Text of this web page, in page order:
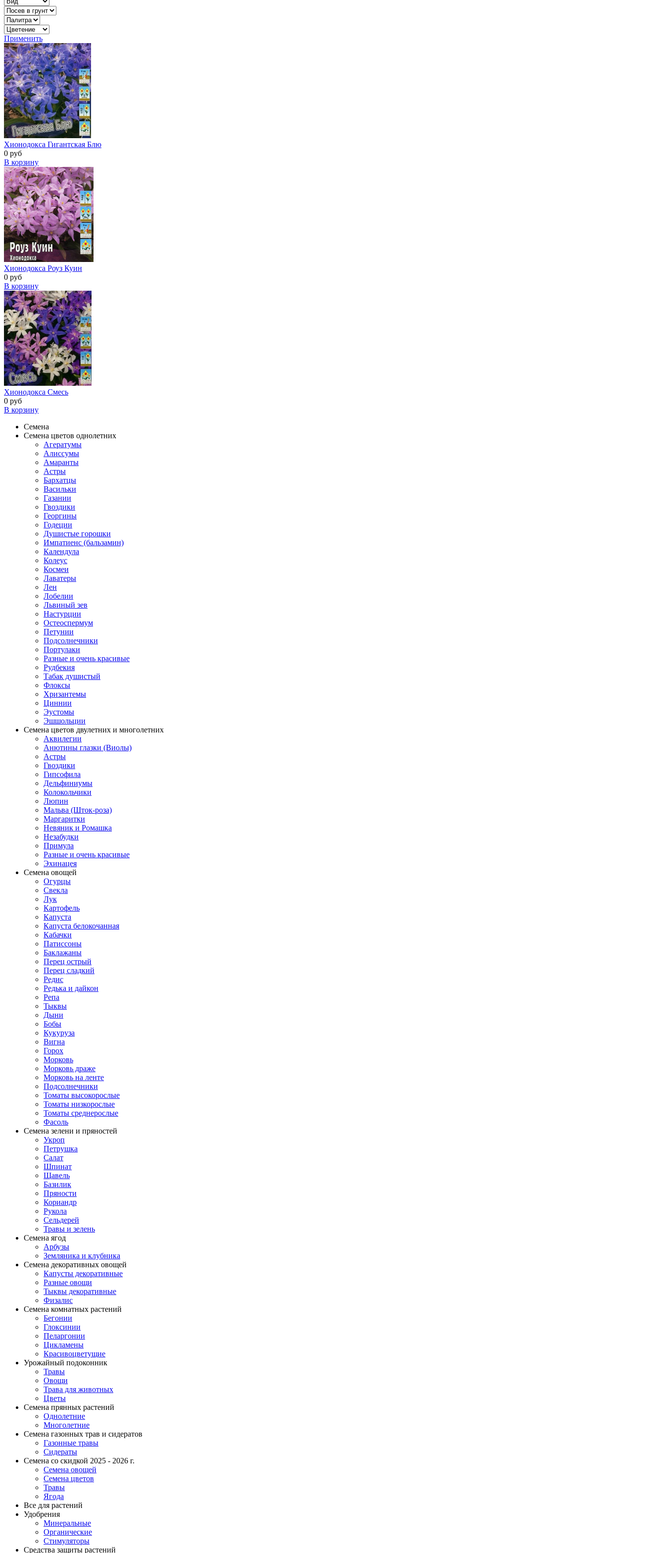
Применить
Хионодокса Гигантская Блю
0 руб
В корзину
Хионодокса Роуз Куин
0 руб
В корзину
Хионодокса Смесь
0 руб
В корзину
Семена
Семена цветов однолетних
Агератумы
Алиссумы
Амаранты
Астры
Бархатцы
Васильки
Газании
Гвоздики
Георгины
Годеции
Душистые горошки
Импатиенс (бальзамин)
Календула
Колеус
Космеи
Лаватеры
Лен
Лобелии
Львиный зев
Настурции
Остеоспермум
Петунии
Подсолнечники
Портулаки
Разные и очень красивые
Рудбекия
Табак душистый
Флоксы
Хризантемы
Циннии
Эустомы
Эшшольции
Семена цветов двулетних и многолетних
Аквилегии
Анютины глазки (Виолы)
Астры
Гвоздики
Гипсофила
Дельфиниумы
Колокольчики
Люпин
Мальва (Шток-роза)
Маргаритки
Невяник и Ромашка
Незабудки
Примула
Разные и очень красивые
Эхинацея
Семена овощей
Огурцы
Свекла
Лук
Картофель
Капуста
Капуста белокочанная
Кабачки
Патиссоны
Баклажаны
Перец острый
Перец сладкий
Редис
Редька и дайкон
Репа
Тыквы
Дыни
Бобы
Кукуруза
Вигна
Горох
Морковь
Морковь драже
Морковь на ленте
Подсолнечники
Томаты высокорослые
Томаты низкорослые
Томаты среднерослые
Фасоль
Семена зелени и пряностей
Укроп
Петрушка
Салат
Шпинат
Щавель
Базилик
Пряности
Кориандр
Рукола
Сельдерей
Травы и зелень
Семена ягод
Арбузы
Земляника и клубника
Семена декоративных овощей
Капусты декоративные
Разные овощи
Тыквы декоративные
Физалис
Семена комнатных растений
Бегонии
Глоксинии
Пеларгонии
Цикламены
Красивоцветущие
Урожайный подоконник
Травы
Овощи
Трава для животных
Цветы
Семена прянных растений
Однолетние
Многолетние
Семена газонных трав и сидератов
Газонные травы
Сидераты
Семена со скидкой 2025 - 2026 г.
Семена овощей
Семена цветов
Травы
Ягода
Все для растений
Удобрения
Минеральные
Органические
Стимуляторы
Средства защиты растений